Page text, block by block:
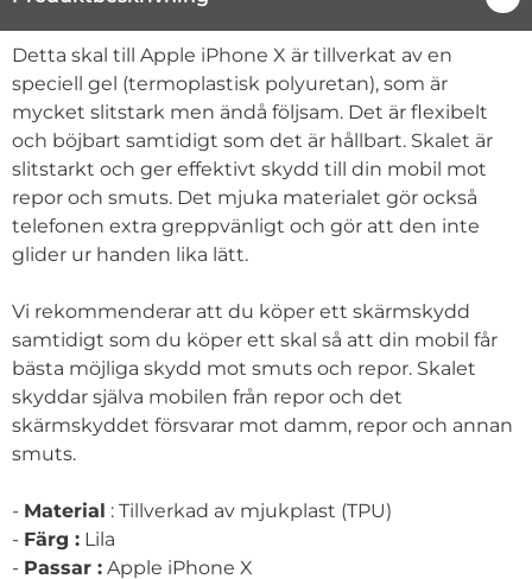
Produktbeskrivning
Detta skal till Apple iPhone X är tillverkat av en
speciell gel (termoplastisk polyuretan), som är
mycket slitstark men ändå följsam. Det är flexibelt
och böjbart samtidigt som det är hållbart. Skalet är
slitstarkt och ger effektivt skydd till din mobil mot
repor och smuts. Det mjuka materialet gör också
telefonen extra greppvänligt och gör att den inte
glider ur handen lika lätt.
Vi rekommenderar att du köper ett skärmskydd
samtidigt som du köper ett skal så att din mobil får
bästa möjliga skydd mot smuts och repor. Skalet
skyddar själva mobilen från repor och det
skärmskyddet försvarar mot damm, repor och annan
smuts.
- Material : Tillverkad av mjukplast (TPU)
- Färg : Lila
- Passar : Apple iPhone X